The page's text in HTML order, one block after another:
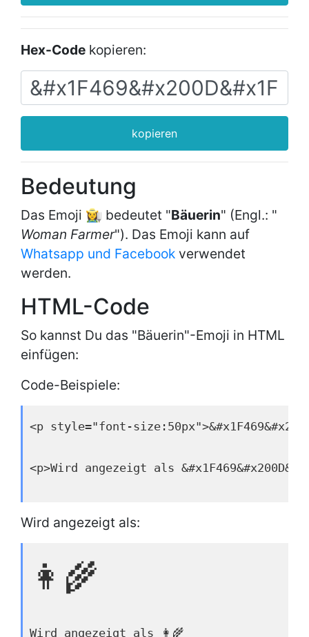
Hex-Code kopieren:
kopieren
Bedeutung
Das Emoji 👩‍🌾 bedeutet "Bäuerin" (Engl.: "
Woman Farmer"). Das Emoji kann auf
Whatsapp und Facebook verwendet
werden.
HTML-Code
So kannst Du das "Bäuerin"-Emoji in HTML
einfügen:
Code-Beispiele:
<p style="font-
<p>Wird angezeigt als
Wird angezeigt als:
👩‍🌾
Wird angezeigt als 👩‍🌾